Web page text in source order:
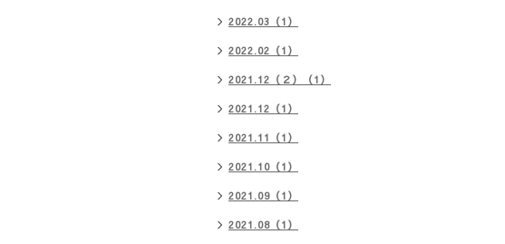
2022.03（1）
2022.02（1）
2021.12（２）（1）
2021.12（1）
2021.11（1）
2021.10（1）
2021.09（1）
2021.08（1）